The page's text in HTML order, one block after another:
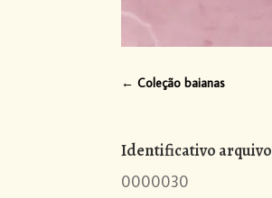
←Coleção baianas
Identificativo arquivo
0000030